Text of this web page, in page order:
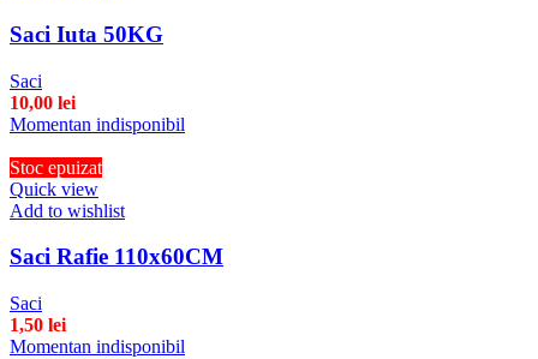
Saci Iuta 50KG
Saci
10,00 lei
Momentan indisponibil
Stoc epuizat
Quick view
Add to wishlist
Saci Rafie 110x60CM
Saci
1,50 lei
Momentan indisponibil